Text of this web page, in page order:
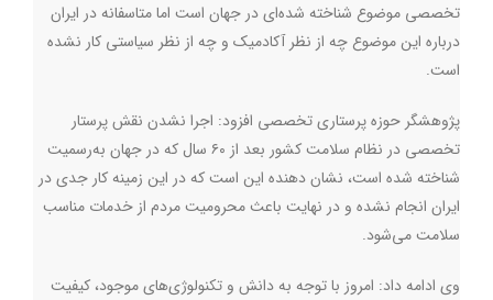
تخصصی موضوع شناخته‌ شده‌ای در جهان است اما متاسفانه در ایران
درباره این موضوع چه از نظر آکادمیک و چه از نظر سیاستی کار نشده
است.
پژوهشگر حوزه پرستاری تخصصی افزود: اجرا نشدن نقش پرستار
تخصصی در نظام سلامت کشور بعد از ۶۰ سال که در جهان به‌رسمیت
شناخته شده است، نشان دهنده این است که در این زمینه کار جدی در
ایران انجام نشده و در نهایت باعث محرومیت مردم از خدمات مناسب
سلامت می‌شود.
وی ادامه داد: امروز با توجه به دانش و تکنولوژی‌های موجود، کیفیت